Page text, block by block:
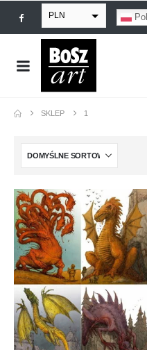
PLN
EUR
USD
SKLEP 1